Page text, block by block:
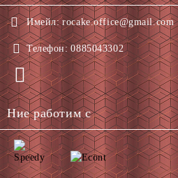
Имейл: rocake.office@gmail.com
Телефон: 0885043302
Ние работим с